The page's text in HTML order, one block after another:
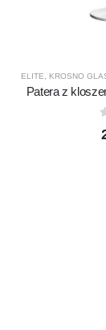
RCR
ELITE, KROSNO
Patera z